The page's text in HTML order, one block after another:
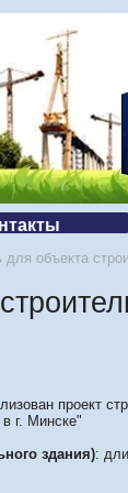
объекта
проект
г. Минске"
здания):